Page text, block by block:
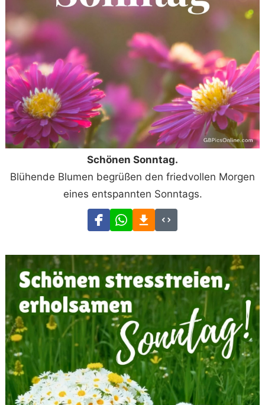
Schönen Sonntag.
Blühende Blumen begrüßen den friedvollen Morgen
eines entspannten Sonntags.